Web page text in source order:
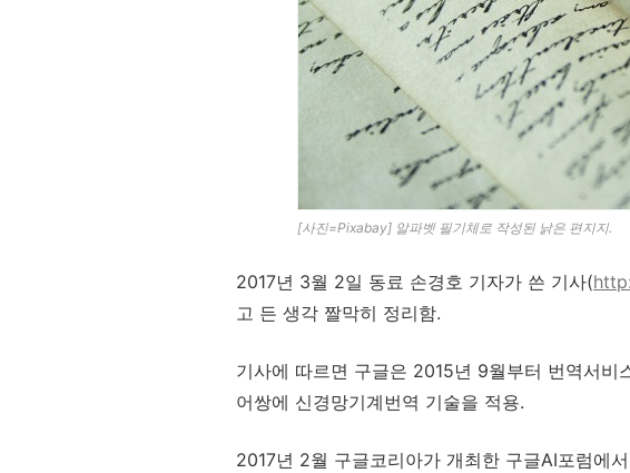
[사진=Pixabay] 알파벳 필기체로 작성된 낡은 편지지.
2017년 3월 2일 동료 손경호 기자가 쓴 기사(
고 든 생각 짤막히 정리함.
기사에 따르면 구글은 2015년 9월부터 번역서비
어쌍에 신경망기계번역 기술을 적용.
2017년 2월 구글코리아가 개최한 구글AI포럼에